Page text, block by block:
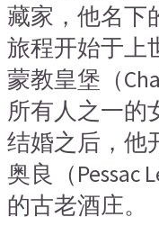
藏家，他名下
旅程开始于上
蒙教皇堡（
所有人之一的
结婚之后，他
奥良（Pessac
的古老酒庄。